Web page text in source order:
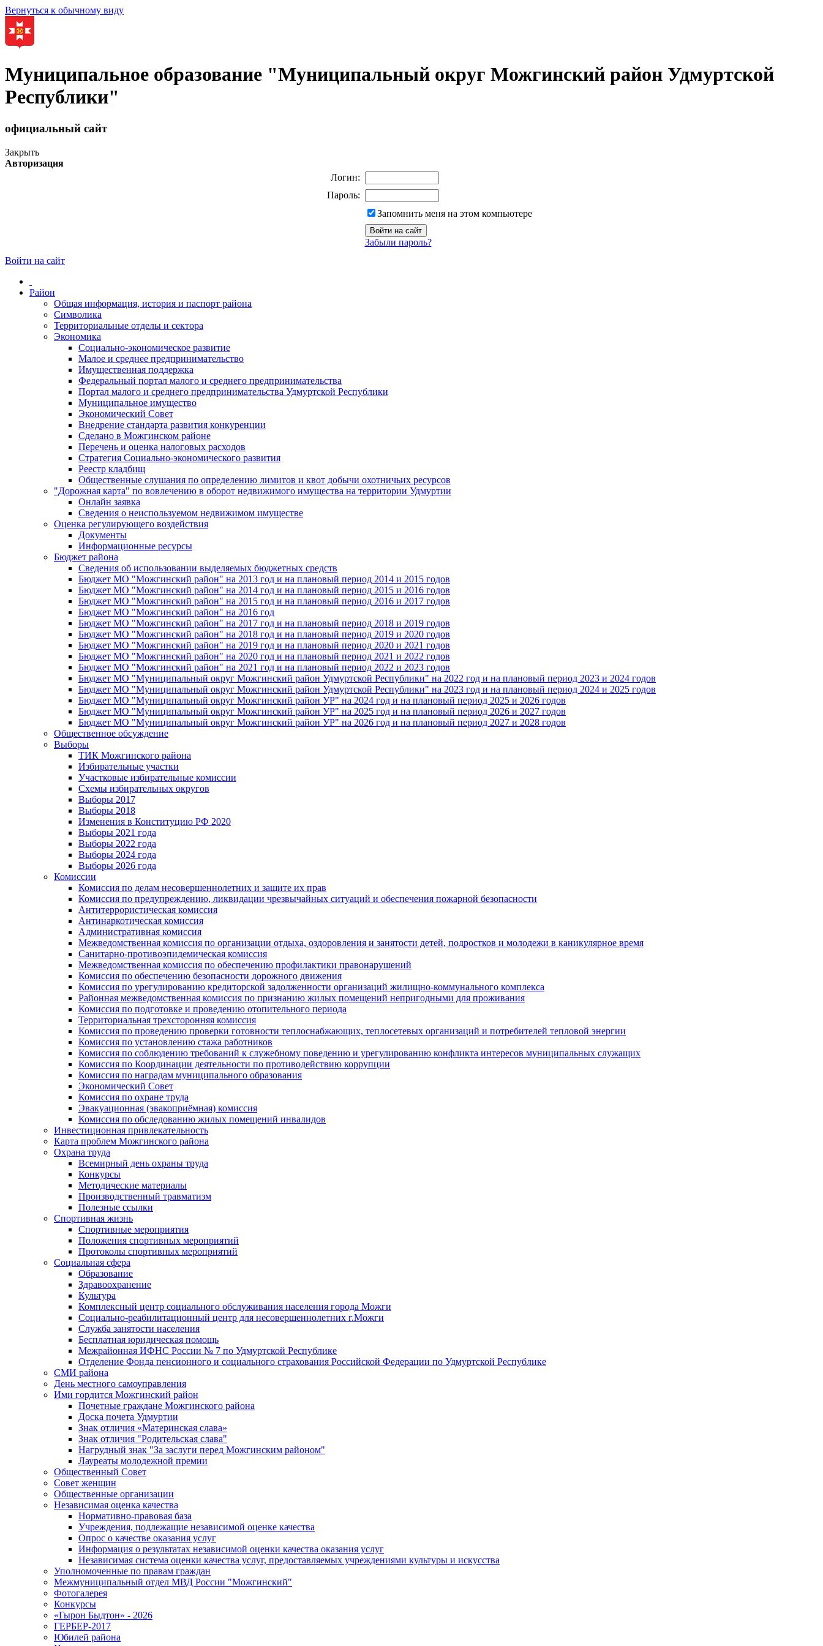
Вернуться к обычному виду
Муниципальное образование "Муниципальный округ Можгинский район Удмуртской
Республики"
официальный сайт
Закрыть
Авторизация
Логин:
Пароль:
Запомнить меня на этом компьютере
Забыли пароль?
Войти на сайт
Район
Общая информация, история и паспорт района
Символика
Территориальные отделы и сектора
Экономика
Социально-экономическое развитие
Малое и среднее предпринимательство
Имущественная поддержка
Федеральный портал малого и среднего предпринимательства
Портал малого и среднего предпринимательства Удмуртской Республики
Муниципальное имущество
Экономический Совет
Внедрение стандарта развития конкуренции
Сделано в Можгинском районе
Перечень и оценка налоговых расходов
Стратегия Социально-экономического развития
Реестр кладбищ
Общественные слушания по определению лимитов и квот добычи охотничьих ресурсов
"Дорожная карта" по вовлечению в оборот недвижимого имущества на территории Удмуртии
Онлайн заявка
Сведения о неиспользуемом недвижимом имуществе
Оценка регулирующего воздействия
Документы
Информационные ресурсы
Бюджет района
Сведения об использовании выделяемых бюджетных средств
Бюджет МО "Можгинский район" на 2013 год и на плановый период 2014 и 2015 годов
Бюджет МО "Можгинский район" на 2014 год и на плановый период 2015 и 2016 годов
Бюджет МО "Можгинский район" на 2015 год и на плановый период 2016 и 2017 годов
Бюджет МО "Можгинский район" на 2016 год
Бюджет МО "Можгинский район" на 2017 год и на плановый период 2018 и 2019 годов
Бюджет МО "Можгинский район" на 2018 год и на плановый период 2019 и 2020 годов
Бюджет МО "Можгинский район" на 2019 год и на плановый период 2020 и 2021 годов
Бюджет МО "Можгинский район" на 2020 год и на плановый период 2021 и 2022 годов
Бюджет МО "Можгинский район" на 2021 год и на плановый период 2022 и 2023 годов
Бюджет МО "Муниципальный округ Можгинский район Удмуртской Республики" на 2022 год и на плановый период 2023 и 2024 годов
Бюджет МО "Муниципальный округ Можгинский район Удмуртской Республики" на 2023 год и на плановый период 2024 и 2025 годов
Бюджет МО "Муниципальный округ Можгинский район УР" на 2024 год и на плановый период 2025 и 2026 годов
Бюджет МО "Муниципальный округ Можгинский район УР" на 2025 год и на плановый период 2026 и 2027 годов
Бюджет МО "Муниципальный округ Можгинский район УР" на 2026 год и на плановый период 2027 и 2028 годов
Общественное обсуждение
Выборы
ТИК Можгинского района
Избирательные участки
Участковые избирательные комиссии
Схемы избирательных округов
Выборы 2017
Выборы 2018
Изменения в Конституцию РФ 2020
Выборы 2021 года
Выборы 2022 года
Выборы 2024 года
Выборы 2026 года
Комиссии
Комиссия по делам несовершеннолетних и защите их прав
Комиссия по предупреждению, ликвидации чрезвычайных ситуаций и обеспечения пожарной безопасности
Антитеррористическая комиссия
Антинаркотическая комиссия
Административная комиссия
Межведомственная комиссия по организации отдыха, оздоровления и занятости детей, подростков и молодежи в каникулярное время
Санитарно-противоэпидемическая комиссия
Межведомственная комиссия по обеспечению профилактики правонарушений
Комиссия по обеспечению безопасности дорожного движения
Комиссия по урегулированию кредиторской задолженности организаций жилищно-коммунального комплекса
Районная межведомственная комиссия по признанию жилых помещений непригодными для проживания
Комиссия по подготовке и проведению отопительного периода
Территориальная трехсторонняя комиссия
Комиссия по проведению проверки готовности теплоснабжающих, теплосетевых организаций и потребителей тепловой энергии
Комиссия по установлению стажа работников
Комиссия по соблюдению требований к служебному поведению и урегулированию конфликта интересов муниципальных служащих
Комиссия по Координации деятельности по противодействию коррупции
Комиссия по наградам муниципального образования
Экономический Совет
Комиссия по охране труда
Эвакуационная (эвакоприёмная) комиссия
Комиссия по обследованию жилых помещений инвалидов
Инвестиционная привлекательность
Карта проблем Можгинского района
Охрана труда
Всемирный день охраны труда
Конкурсы
Методические материалы
Производственный травматизм
Полезные ссылки
Спортивная жизнь
Спортивные мероприятия
Положения спортивных мероприятий
Протоколы спортивных мероприятий
Социальная сфера
Образование
Здравоохранение
Культура
Комплексный центр социального обслуживания населения города Можги
Социально-реабилитационный центр для несовершеннолетних г.Можги
Служба занятости населения
Бесплатная юридическая помощь
Межрайонная ИФНС России № 7 по Удмуртской Республике
Отделение Фонда пенсионного и социального страхования Российской Федерации по Удмуртской Республике
СМИ района
День местного самоуправления
Ими гордится Можгинский район
Почетные граждане Можгинского района
Доска почета Удмуртии
Знак отличия «Материнская слава»
Знак отличия "Родительская слава"
Нагрудный знак "За заслуги перед Можгинским районом"
Лауреаты молодежной премии
Общественный Совет
Совет женщин
Общественные организации
Независимая оценка качества
Нормативно-правовая база
Учреждения, подлежащие независимой оценке качества
Опрос о качестве оказания услуг
Информация о результатах независимой оценки качества оказания услуг
Независимая система оценки качества услуг, предоставляемых учреждениями культуры и искусства
Уполномоченные по правам граждан
Межмуниципальный отдел МВД России "Можгинский"
Фотогалерея
Конкурсы
«Гырон Быдтон» - 2026
ГЕРБЕР-2017
Юбилей района